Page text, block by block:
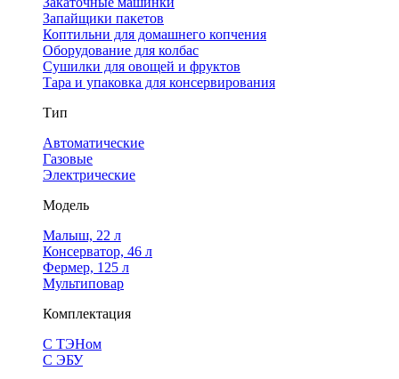
Запайщики пакетов
Коптильни для домашнего копчения
Оборудование для колбас
Сушилки для овощей и фруктов
Тара и упаковка для консервирования
Тип
Автоматические
Газовые
Электрические
Модель
Малыш, 22 л
Консерватор, 46 л
Фермер, 125 л
Мультиповар
Комплектация
С ТЭНом
С ЭБУ